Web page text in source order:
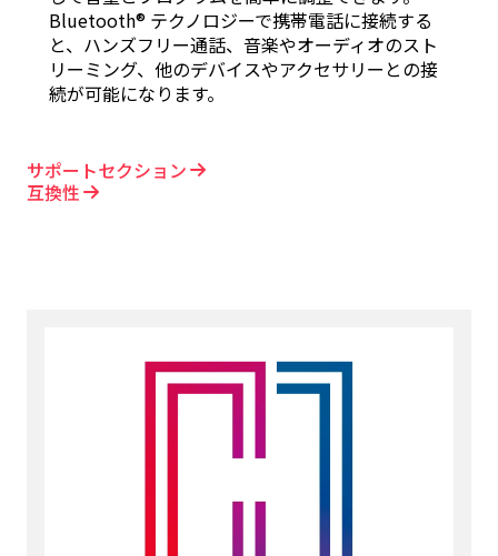
Bluetooth® テクノロジーで携帯電話に接続する
と、ハンズフリー通話、音楽やオーディオのスト
リーミング、他のデバイスやアクセサリーとの接
続が可能になります。
サポートセクション
互換性